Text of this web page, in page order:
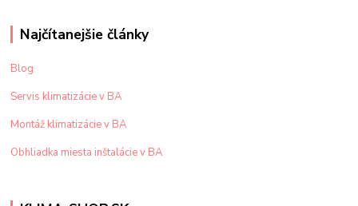
Najčítanejšie články
Blog
Servis klimatizácie v BA
Montáž klimatizácie v BA
Obhliadka miesta inštalácie v BA